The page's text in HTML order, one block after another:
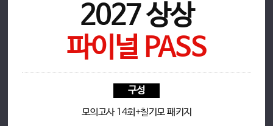
2027 상상
파이널 PASS
구성
모의고사 14회+칠기모 패키지